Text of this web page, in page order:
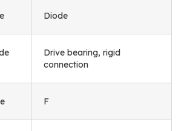
Diode
Drive bearing, rigid
connection
F